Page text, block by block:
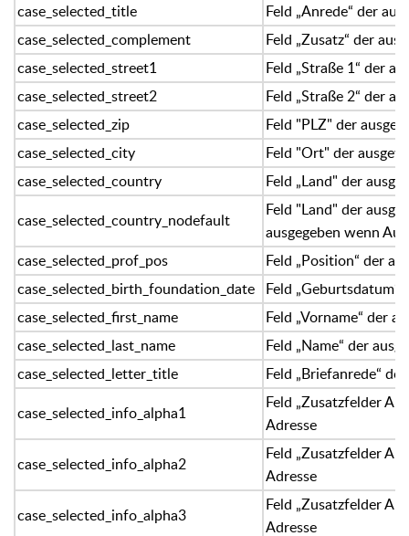
case_selected_title
Feld „Anrede“ der
case_selected_complement
Feld „Zusatz“ der
case_selected_street1
Feld „Straße 1“ der
case_selected_street2
Feld „Straße 2“ der
case_selected_zip
Feld "PLZ" der
case_selected_city
Feld "Ort" der
case_selected_country
Feld „Land" der
case_selected_country_nodefault
Feld "Land" der
ausgegeben wenn
case_selected_prof_pos
Feld „Position“ der
case_selected_birth_foundation_date Feld „Geburtsdatum“
case_selected_first_name
Feld „Vorname“ der
case_selected_last_name
Feld „Name“ der
case_selected_letter_title
Feld „Briefanrede“
case_selected_info_alpha1
Feld „Zusatzfelder
Adresse
case_selected_info_alpha2
Feld „Zusatzfelder
Adresse
case_selected_info_alpha3
Feld „Zusatzfelder
Adresse